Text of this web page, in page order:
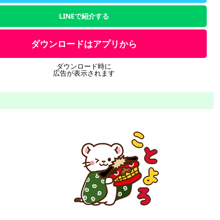
LINEで紹介する
ダウンロードはアプリから
ダウンロード時に
広告が表示されます